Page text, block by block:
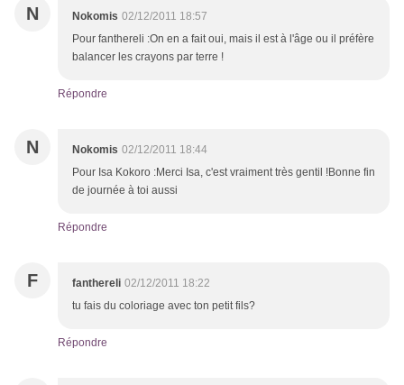
N Nokomis 02/12/2011 18:57
Pour fanthereli :On en a fait oui, mais il est à l'âge ou il préfère
balancer les crayons par terre !
Répondre
N Nokomis 02/12/2011 18:44
Pour Isa Kokoro :Merci Isa, c'est vraiment très gentil !Bonne fin
de journée à toi aussi
Répondre
F fanthereli 02/12/2011 18:22
tu fais du coloriage avec ton petit fils?
Répondre